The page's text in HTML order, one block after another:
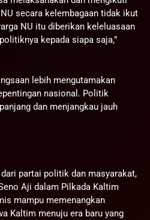
secara kelembagaan tidak ikut
NU itu diberikan keleluasaan
kepada siapa saja,”
lebih mengutamakan
nasional. Politik
dan menjangkau jauh
partai politik dan masyarakat,
Aji dalam Pilkada Kaltim
mampu memenangkan
Kaltim menuju era baru yang